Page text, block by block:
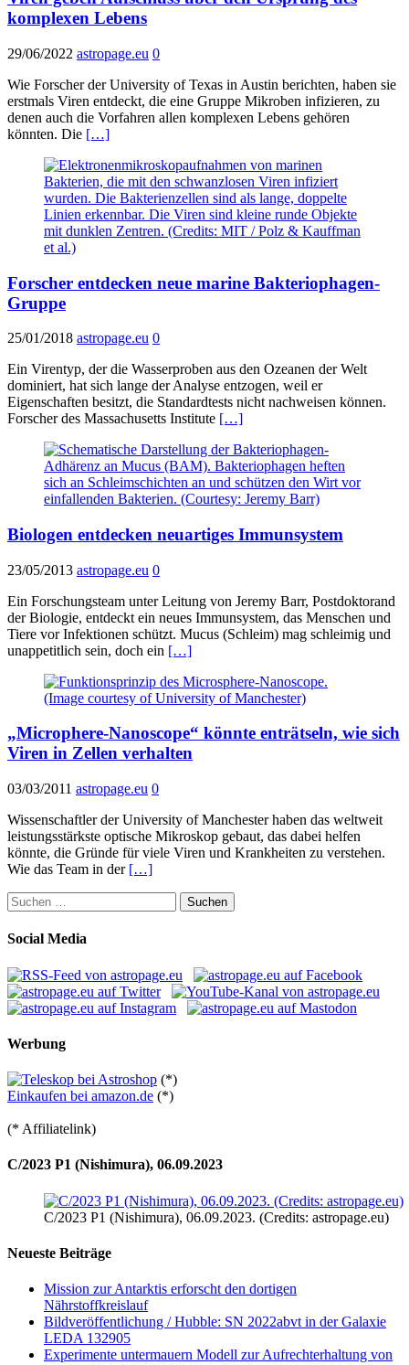
komplexen Lebens
29/06/2022 astropage.eu 0
Wie Forscher der University of Texas in Austin berichten, haben sie
erstmals Viren entdeckt, die eine Gruppe Mikroben infizieren, zu
denen auch die Vorfahren allen komplexen Lebens gehören
könnten. Die […]
Forscher entdecken neue marine Bakteriophagen-
Gruppe
25/01/2018 astropage.eu 0
Ein Virentyp, der die Wasserproben aus den Ozeanen der Welt
dominiert, hat sich lange der Analyse entzogen, weil er
Eigenschaften besitzt, die Standardtests nicht nachweisen können.
Forscher des Massachusetts Institute […]
Biologen entdecken neuartiges Immunsystem
23/05/2013 astropage.eu 0
Ein Forschungsteam unter Leitung von Jeremy Barr, Postdoktorand
der Biologie, entdeckt ein neues Immunsystem, das Menschen und
Tiere vor Infektionen schützt. Mucus (Schleim) mag schleimig und
unappetitlich sein, doch ein […]
„Microphere-Nanoscope“ könnte enträtseln, wie sich
Viren in Zellen verhalten
03/03/2011 astropage.eu 0
Wissenschaftler der University of Manchester haben das weltweit
leistungsstärkste optische Mikroskop gebaut, das dabei helfen
könnte, die Gründe für viele Viren und Krankheiten zu verstehen.
Wie das Team in der […]
Suchen
nach:
Social Media
Werbung
(*)
Einkaufen bei amazon.de (*)
(* Affiliatelink)
C/2023 P1 (Nishimura), 06.09.2023
C/2023 P1 (Nishimura), 06.09.2023. (Credits: astropage.eu)
Neueste Beiträge
Mission zur Antarktis erforscht den dortigen
Nährstoffkreislauf
Bildveröffentlichung / Hubble: SN 2022abvt in der Galaxie
LEDA 132905
Experimente untermauern Modell zur Aufrechterhaltung von